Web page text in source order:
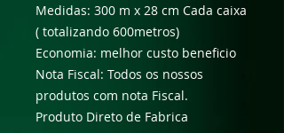
Medidas: 300 m x 28 cm Cada caixa
( totalizando 600metros)
Economia: melhor custo beneficio
Nota Fiscal: Todos os nossos
produtos com nota Fiscal.
Produto Direto de Fabrica